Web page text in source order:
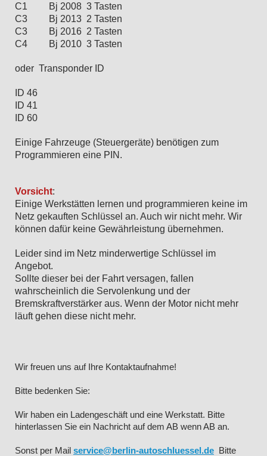
C1 Bj 2008 3 Tasten
C3 Bj 2013 2 Tasten
C3 Bj 2016 2 Tasten
C4 Bj 2010 3 Tasten
oder Transponder ID
ID 46
ID 41
ID 60
Einige Fahrzeuge (Steuergeräte) benötigen zum
Programmieren eine PIN.
Vorsicht:
Einige Werkstätten lernen und programmieren keine im
Netz gekauften Schlüssel an. Auch wir nicht mehr. Wir
können dafür keine Gewährleistung übernehmen.
Leider sind im Netz minderwertige Schlüssel im
Angebot.
Sollte dieser bei der Fahrt versagen, fallen
wahrscheinlich die Servolenkung und der
Bremskraftverstärker aus. Wenn der Motor nicht mehr
läuft gehen diese nicht mehr.
Wir freuen uns auf Ihre Kontaktaufnahme!
Bitte bedenken Sie:
Wir haben ein Ladengeschäft und eine Werkstatt. Bitte
hinterlassen Sie ein Nachricht auf dem AB wenn AB an.
Sonst per Mail service@berlin-autoschluessel.de Bitte